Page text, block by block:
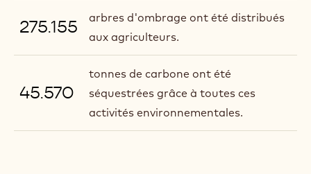
275.155
arbres d'ombrage ont été distribués
aux agriculteurs.
45.570
tonnes de carbone ont été
séquestrées grâce à toutes ces
activités environnementales.